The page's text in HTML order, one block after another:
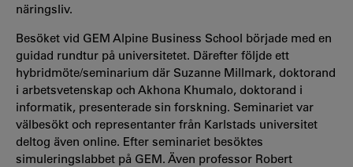
näringsliv.
Besöket vid GEM Alpine Business School började med en
guidad rundtur på universitetet. Därefter följde ett
hybridmöte/seminarium där Suzanne Millmark, doktorand
i arbetsvetenskap och Akhona Khumalo, doktorand i
informatik, presenterade sin forskning. Seminariet var
välbesökt och representanter från Karlstads universitet
deltog även online. Efter seminariet besöktes
simuleringslabbet på GEM. Även professor Robert